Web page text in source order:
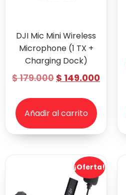
DJI Mic Mini Wireless
Microphone (1 TX +
Charging Dock)
$179.000 $ 149.000
Añadir al carrito
¡Oferta!